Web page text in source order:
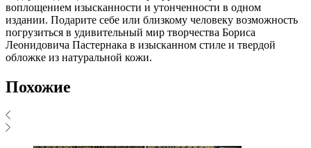
воплощением изысканности и утонченности в одном
издании. Подарите себе или близкому человеку возможность
погрузиться в удивительный мир творчества Бориса
Леонидовича Пастернака в изысканном стиле и твердой
обложке из натуральной кожи.
Похожие